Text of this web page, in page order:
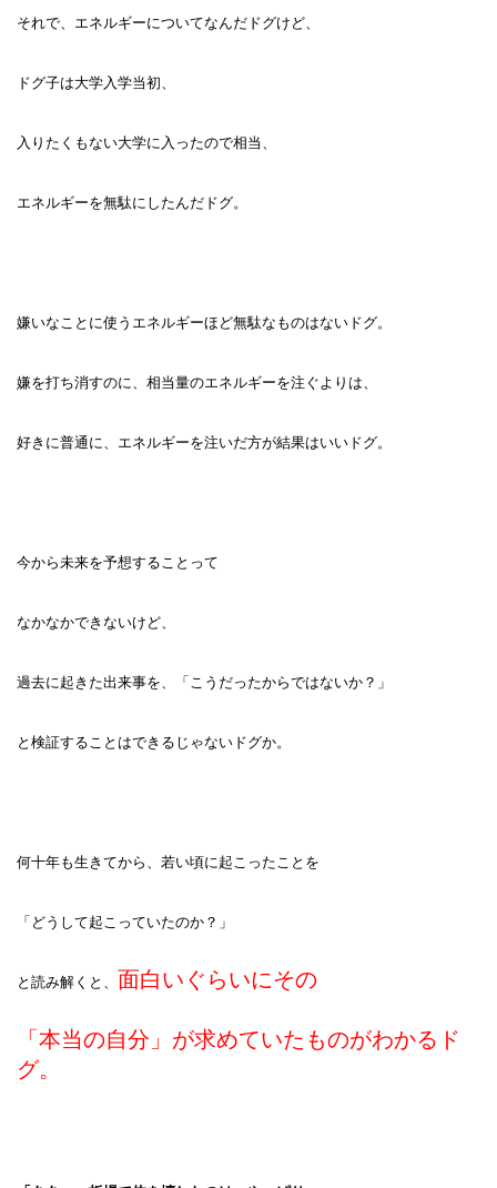
それで、エネルギーについてなんだドグけど、
ドグ子は大学入学当初、
入りたくもない大学に入ったので相当、
エネルギーを無駄にしたんだドグ。
嫌いなことに使うエネルギーほど無駄なものはないドグ。
嫌を打ち消すのに、相当量のエネルギーを注ぐよりは、
好きに普通に、エネルギーを注いだ方が結果はいいドグ。
今から未来を予想することって
なかなかできないけど、
過去に起きた出来事を、「こうだったからではないか？」
と検証することはできるじゃないドグか。
何十年も生きてから、若い頃に起こったことを
「どうして起こっていたのか？」
と読み解くと、 面白いぐらいにその
「本当の自分」が求めていたものがわかるド
グ。